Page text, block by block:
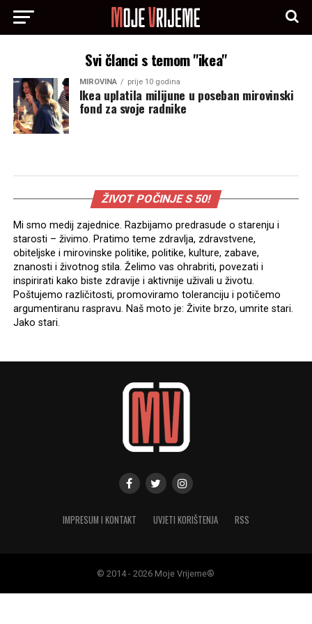
Svi članci s temom "ikea"
MIROVINA prije 10 godina
Ikea uplatila milijune u poseban mirovinski
fond za svoje radnike
ŽIVOT POČINJE S 50!
Mi smo medij zajednice. Razbijamo predrasude o starenju i
starosti – živimo. Pratimo teme zdravlja, zdravstvene,
obiteljske i mirovinske politike, politike, kulture, zabave,
znanosti i životnog stila. Želimo vas ohrabriti, povezati i
inspirirati kako biste zdravije i aktivnije uživali u životu.
Poštujemo različitosti, promoviramo toleranciju i potičemo
argumentiranu raspravu. Naš moto je: Živite brzo, umrite stari.
Jako stari.
IMPRESUM I KONTAKT UVJETI KORIŠTENJA RSS
© 2014 - 2026 Moje Vrijeme®